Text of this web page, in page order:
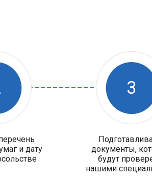
и дату
3
документы,
будут
нашими